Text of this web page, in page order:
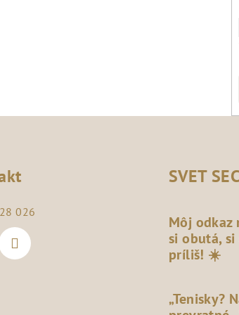
026
SVET
Môj odkaz
si obutá,
príliš! ☀️
„Tenisky?